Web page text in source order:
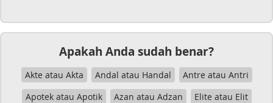
Apakah Anda sudah benar?
Akte atau Akta Andal atau Handal
Antre atau Antri
Apotek atau Apotik
Azan atau Adzan
Elite atau Elit